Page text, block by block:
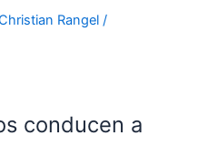
Rangel /
conducen a